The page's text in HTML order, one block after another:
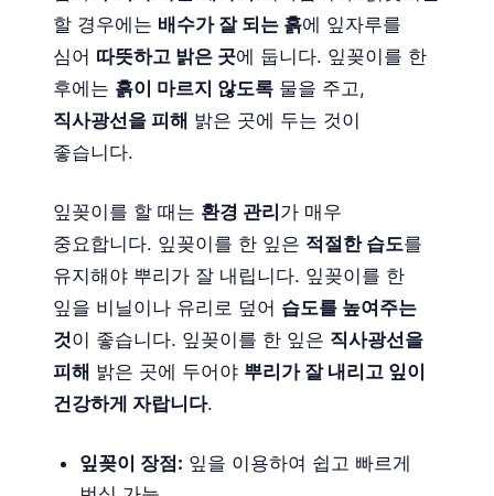
할 경우에는 배수가 잘 되는 흙에 잎자루를
심어 따뜻하고 밝은 곳에 둡니다. 잎꽂이를 한
후에는 흙이 마르지 않도록 물을 주고,
직사광선을 피해 밝은 곳에 두는 것이
좋습니다.
잎꽂이를 할 때는 환경 관리 가 매우
중요합니다. 잎꽂이를 한 잎은 적절한 습도를
유지해야 뿌리가 잘 내립니다. 잎꽂이를 한
잎을 비닐이나 유리로 덮어 습도를 높여주는
것이 좋습니다. 잎꽂이를 한 잎은 직사광선을
피해 밝은 곳에 두어야 뿌리가 잘 내리고 잎이
건강하게 자랍니다.
잎꽂이 장점: 잎을 이용하여 쉽고 빠르게